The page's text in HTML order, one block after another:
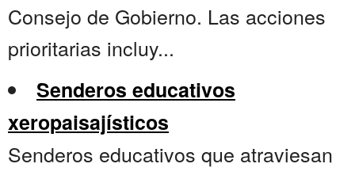
Consejo de Gobierno. Las acciones
prioritarias incluy...
Senderos educativos
xeropaisajísticos
Senderos educativos que atraviesan